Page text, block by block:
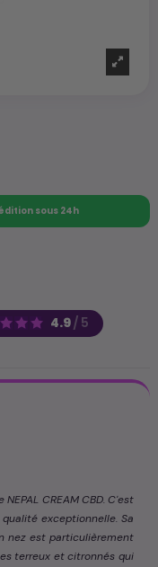
sous 24h
4.9/ 5
CREAM CBD. C'est
exceptionnelle. Sa
nez est particulièrement
terreux et citronnés qui